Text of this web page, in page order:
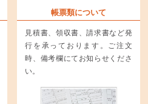
帳票類について
見積書、領収書、請求書など発
行を承っております。ご注文
時、備考欄にてお知らせくださ
い。